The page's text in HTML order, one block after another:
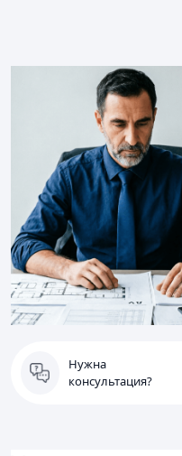
Нужна
консультация?